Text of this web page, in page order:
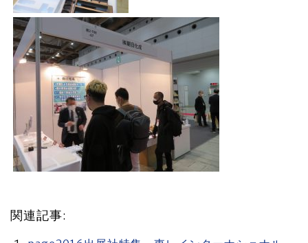
関連記事: